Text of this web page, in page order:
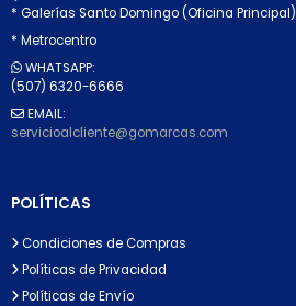
* Galerías Santo Domingo (Oficina Principal)
* Metrocentro
WHATSAPP:
(507) 6320-6666
EMAIL:
servicioalcliente@gomarcas.com
POLÍTICAS
Condiciones de Compras
Políticas de Privacidad
Políticas de Envío